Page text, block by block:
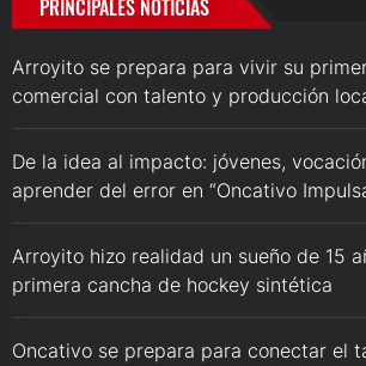
PRINCIPALES NOTICIAS
Arroyito se prepara para vivir su
comercial con talento y producción
De la idea al impacto: jóvenes,
aprender del error en “Oncativo
Arroyito hizo realidad un sueño de 15
primera cancha de hockey sintética
Oncativo se prepara para conectar el